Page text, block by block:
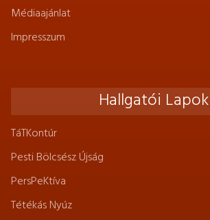
Médiaajánlat
Impresszum
Hallgatói Lapok
TáTKontúr
Pesti Bölcsész Újság
PersPeKtíva
Tétékás Nyúz